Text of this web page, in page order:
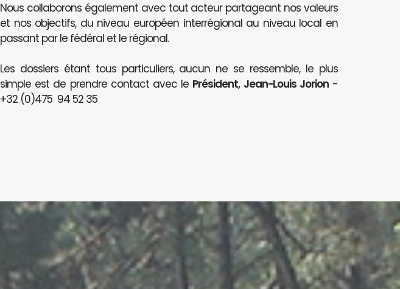
Nous collaborons également avec tout acteur partageant nos valeurs
et nos objectifs, du niveau européen interrégional au niveau local en
passant par le fédéral et le régional.
Les dossiers étant tous particuliers, aucun ne se ressemble, le plus
simple est de prendre contact avec le Président, Jean-Louis Jorion-
+32 (0)475 94 52 35